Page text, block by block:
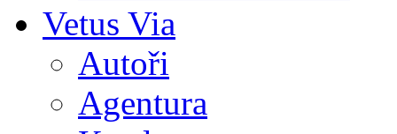
Vetus Via
Autoři
Agentura